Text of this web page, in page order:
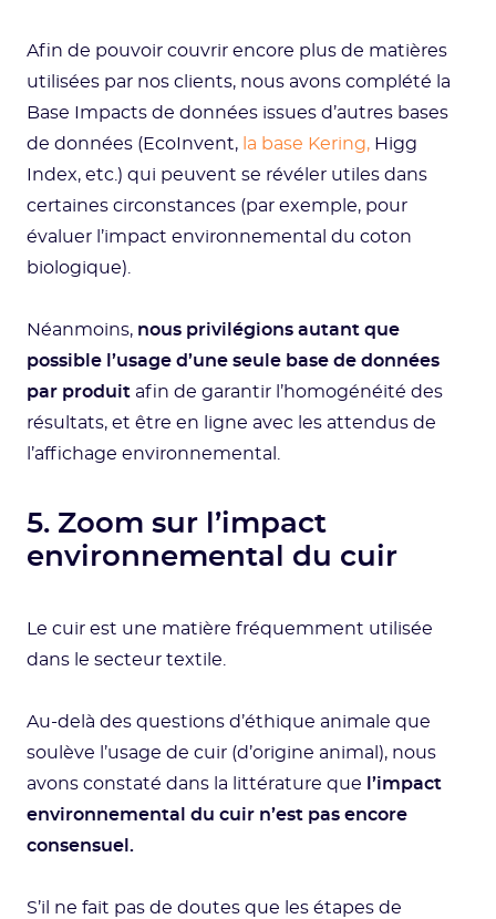
Afin de pouvoir couvrir encore plus de matières
utilisées par nos clients, nous avons complété la
Base Impacts de données issues d’autres bases
de données (EcoInvent, la base Kering, Higg
Index, etc.) qui peuvent se révéler utiles dans
certaines circonstances (par exemple, pour
évaluer l’impact environnemental du coton
biologique).
Néanmoins, nous privilégions autant que
possible l’usage d’une seule base de données
par produit afin de garantir l’homogénéité des
résultats, et être en ligne avec les attendus de
l’affichage environnemental.
5. Zoom sur l’impact
environnemental du cuir
Le cuir est une matière fréquemment utilisée
dans le secteur textile.
Au-delà des questions d’éthique animale que
soulève l’usage de cuir (d’origine animal), nous
avons constaté dans la littérature que
l’impact
environnemental du cuir n’est pas encore
consensuel.
S’il ne fait pas de doutes que les étapes de